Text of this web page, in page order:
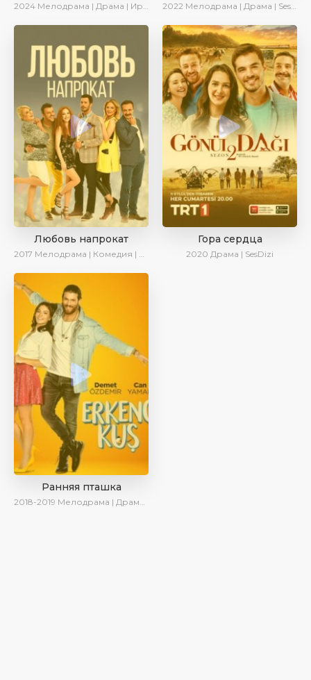
2024 Мелодрама | Драма | Ирина Котова | AveTurk | AlisaDirilis | Сериалы 2024 2022 Мелодрама | Драма | SesDizi
Любовь напрокат
2017 Мелодрама | Комедия | Ирина Котова
Гора сердца
2020 Драма | SesDizi
Ранняя пташка
2018-2019 Мелодрама | Драма | Комедия | SesDizi | Ирина Котова